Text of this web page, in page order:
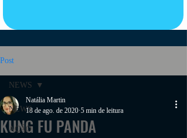
Post
NEWS
AÇÃO
NEWS
KUNG FU PANDA
Natália Martin
18 de ago. de 2020 5 min de leitura